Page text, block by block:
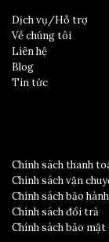
Dịch vụ/Hỗ trợ
Về chúng tôi
Liên hệ
Blog
Tin tức
Chính sách thanh
Chính sách vận
Chính sách bảo hành
Chính sách đổi trả
Chính sách bảo